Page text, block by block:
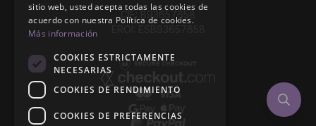
CIF: B93657658
sitio web, usted acepta todas las cookies de
acuerdo con nuestra Política de cookies.
Más información
COOKIES ESTRICTAMENTE
NECESARIAS
COOKIES DE RENDIMIENTO
COOKIES DE PREFERENCIAS